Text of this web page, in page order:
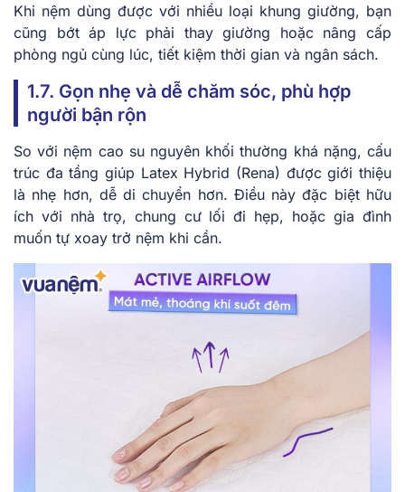
Khi nệm dùng được với nhiều loại khung giường, bạn
cũng bớt áp lực phải thay giường hoặc nâng cấp
phòng ngủ cùng lúc, tiết kiệm thời gian và ngân sách.
1.7. Gọn nhẹ và dễ chăm sóc, phù hợp
người bận rộn
So với nệm cao su nguyên khối thường khá nặng, cấu
trúc đa tầng giúp Latex Hybrid (Rena) được giới thiệu
là nhẹ hơn, dễ di chuyển hơn. Điều này đặc biệt hữu
ích với nhà trọ, chung cư lối đi hẹp, hoặc gia đình
muốn tự xoay trở nệm khi cần.